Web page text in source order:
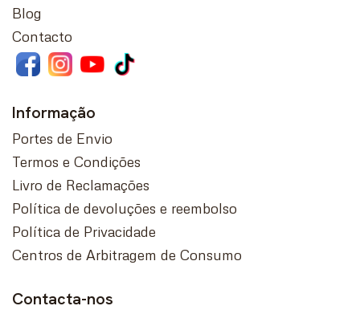
Blog
Contacto
Informação
Portes de Envio
Termos e Condições
Livro de Reclamações
Política de devoluções e reembolso
Política de Privacidade
Centros de Arbitragem de Consumo
Contacta-nos